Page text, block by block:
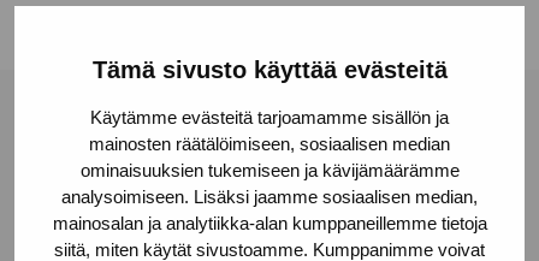
Tämä sivusto käyttää evästeitä
Käytämme evästeitä tarjoamamme sisällön ja
mainosten räätälöimiseen, sosiaalisen median
ominaisuuksien tukemiseen ja kävijämäärämme
analysoimiseen. Lisäksi jaamme sosiaalisen median,
mainosalan ja analytiikka-alan kumppaneillemme tietoja
siitä, miten käytät sivustoamme. Kumppanimme voivat
Pro Artibus -säätiö
Kustaa Vaasan katu 11
10600 Tammisaari